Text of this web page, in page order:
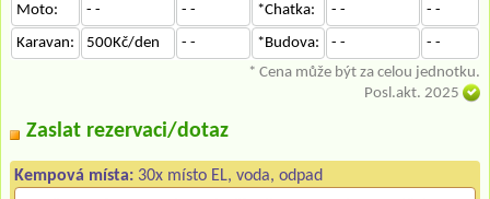
Moto:
- - - - *Chatka: - -
- -
Karavan:
500Kč/den - - *Budova: - -
- -
* Cena může být za celou jednotku.
Posl.akt. 2025
Zaslat rezervaci/dotaz
Kempová místa: 30x místo EL, voda, odpad